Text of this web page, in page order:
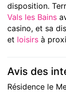
disposition.
Vals les Bains
casino, et sa
et loisirs à
Avis des
Résidence le